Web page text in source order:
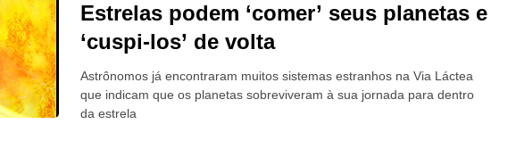
Estrelas podem ‘comer’ seus planetas e
‘cuspi-los’ de volta
Astrônomos já encontraram muitos sistemas estranhos na Via Láctea
que indicam que os planetas sobreviveram à sua jornada para dentro
da estrela